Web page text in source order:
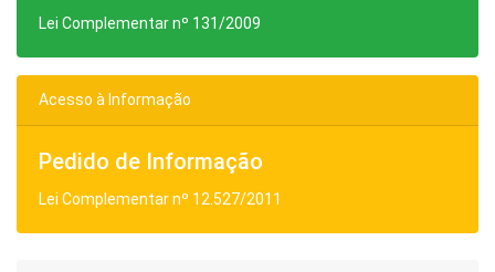
Lei Complementar nº 131/2009
Acesso à Informação
Pedido de Informação
Lei Complementar nº 12.527/2011